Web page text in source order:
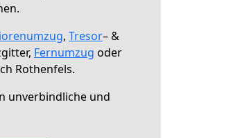
, Tresor– &
Fernumzug oder
Rothenfels.
unverbindliche und